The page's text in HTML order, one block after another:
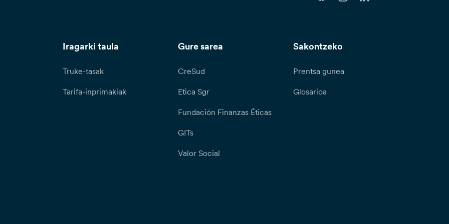
Iragarki taula
Truke-tasak
Tarifa-inprimakiak
Gure sarea
CreSud
Etica Sgr
Fundación Finanzas Éticas
GITs
Valor Social
Sakontzeko
Prentsa gunea
Glosarioa